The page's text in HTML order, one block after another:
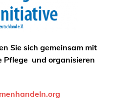
Sie sich gemeinsam mit
Pflege und organisieren